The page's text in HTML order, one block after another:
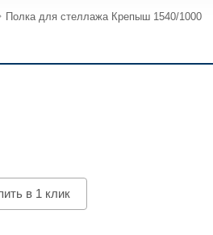
Полка для стеллажа Крепыш 1540/1000
в 1 клик